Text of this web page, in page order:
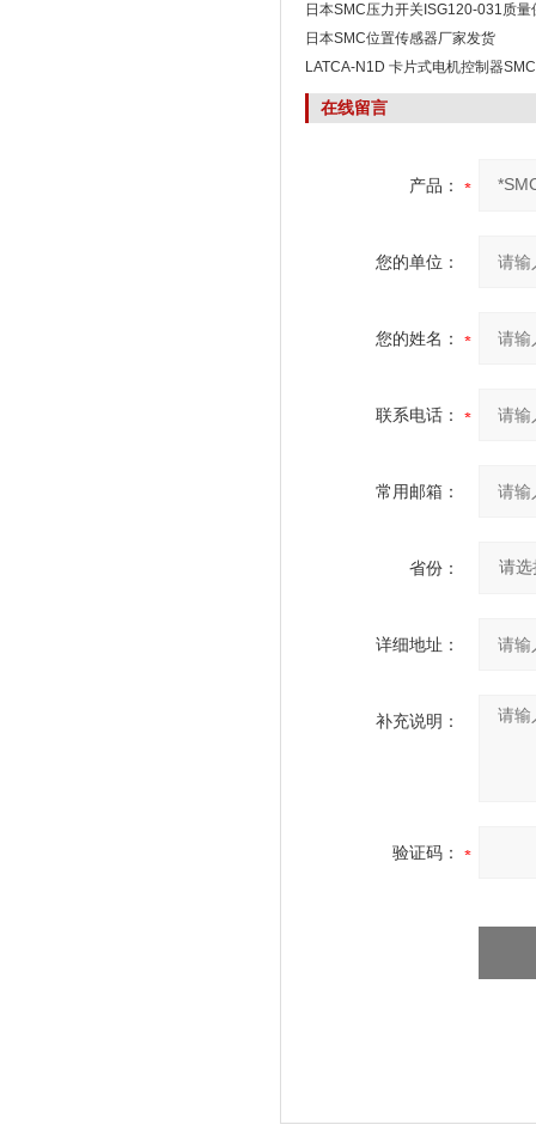
日本SMC压力开关ISG120-031质量
日本SMC位置传感器厂家发货
LATCA-N1D 卡片式电机控制器
在线留言
产品：
您的单位：
您的姓名：
联系电话：
常用邮箱：
省份：
详细地址：
补充说明：
验证码：